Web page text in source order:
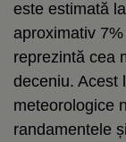
este estimată
aproximativ
reprezintă cea
deceniu. Acest
meteorologice
randamentele